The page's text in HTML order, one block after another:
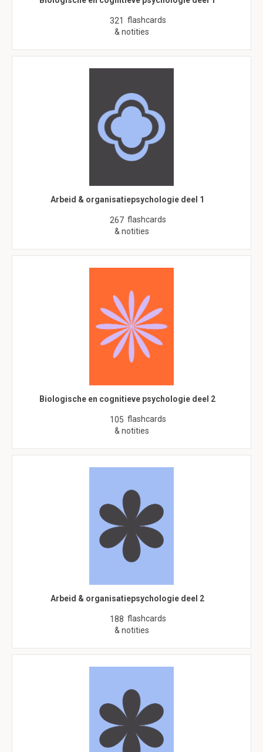
321 flashcards
& notities
Arbeid & organisatiepsychologie deel 1
267 flashcards
& notities
Biologische en cognitieve psychologie deel 2
105 flashcards
& notities
Arbeid & organisatiepsychologie deel 2
188 flashcards
& notities